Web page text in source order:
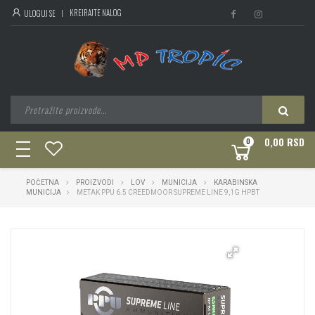
ULOGUJ SE KREIRAJTE NALOG
toggle
navigation
0 0,00 RSD
POČETNA PROIZVODI LOV MUNICIJA
KARABINSKA
MUNICIJA
METAK PPU 6.5 CREEDMOOR SUPREME LINE 9,1G HPBT